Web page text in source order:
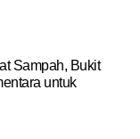
Sampah, Bukit
untuk